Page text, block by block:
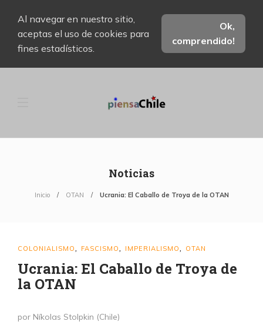
Al navegar en nuestro sitio,
aceptas el uso de cookies para
fines estadísticos.
Ok,
comprendido!
Noticias
Inicio OTAN Ucrania: El Caballo de Troya de la OTAN
COLONIALISMO FASCISMO IMPERIALISMO OTAN
Ucrania: El Caballo de Troya de
la OTAN
por Níkolas Stolpkin (Chile)